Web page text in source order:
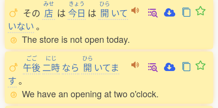
その
みせ
店 は
きょう
今日 は
ひら
開 いて
いない。
The store is not open today.
ごご
午後
にじ
二時なら
ひら
開 いてま
す。
We have an opening at two o'clock.